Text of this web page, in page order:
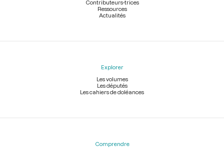
Contributeurs-trices
Ressources
Actualités
Explorer
Les volumes
Les députés
Les cahiers de doléances
Comprendre